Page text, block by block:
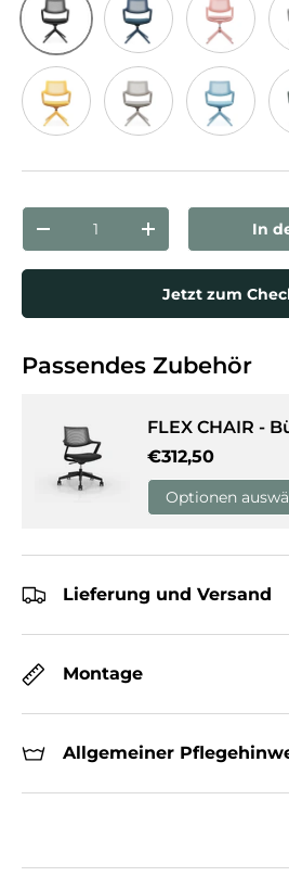
Schwarz DunkelblauRosa
Menge verringernMenge erhöhen
In
Jetzt zum
Passendes Zubehör
FLEX CHAIR -
Normaler Preis
€312,50
Optionen
Lieferung und Versand
Montage
Allgemeiner